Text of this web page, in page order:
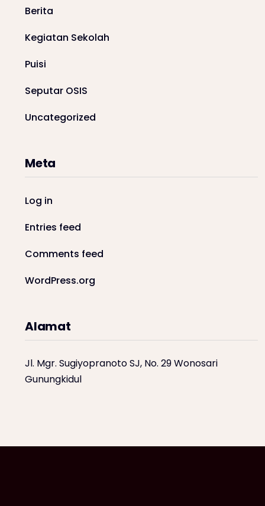
Berita
Kegiatan Sekolah
Puisi
Seputar OSIS
Uncategorized
Meta
Log in
Entries feed
Comments feed
WordPress.org
Alamat
Jl. Mgr. Sugiyopranoto SJ, No. 29 Wonosari
Gunungkidul